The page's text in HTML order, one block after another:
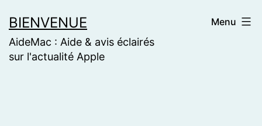
to
content
BIENVENUE
AideMac : Aide & avis éclairés
sur l'actualité Apple
Menu